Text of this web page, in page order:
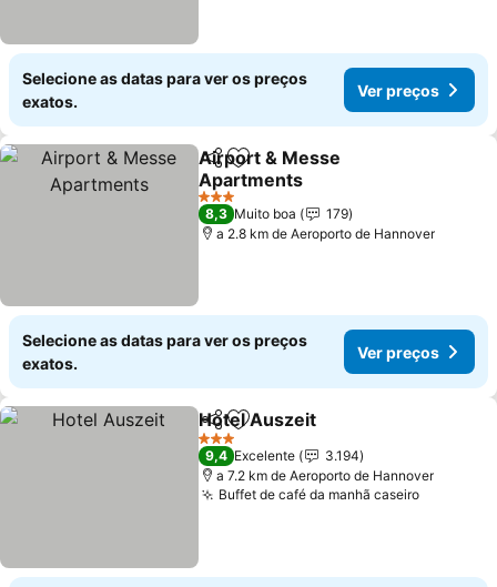
Selecione as datas para ver os preços
exatos.
Ver preços
PartilharAdicionar aos favoritos
Airport & Messe
Apartments
3 Estrelas
8,3 Muito boa
179
a 2.8 km de Aeroporto de Hannover
Selecione as datas para ver os preços
exatos.
Ver preços
PartilharAdicionar aos favoritos
Hotel Auszeit
3 Estrelas
9,4 Excelente
3.194
a 7.2 km de Aeroporto de Hannover
Buffet de café da manhã caseiro